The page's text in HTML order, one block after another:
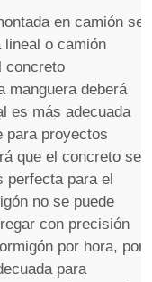
en camión se
lineal o camión
concreto
manguera deberá
es más adecuada
para proyectos
que el concreto se
para el
no se puede
con precisión
por hora, por
para